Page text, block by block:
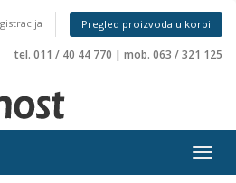
Pregled proizvoda u korpi
tel. 011 / 40 44 770 | mob. 063 / 321 125